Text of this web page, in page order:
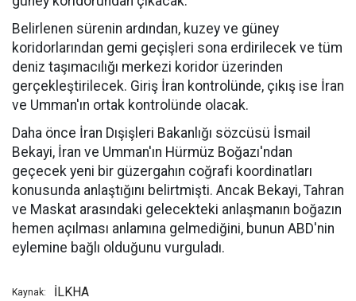
Belirlenen sürenin ardından, kuzey ve güney
koridorlarından gemi geçişleri sona erdirilecek ve tüm
deniz taşımacılığı merkezi koridor üzerinden
gerçekleştirilecek. Giriş İran kontrolünde, çıkış ise İran
ve Umman'ın ortak kontrolünde olacak.
Daha önce İran Dışişleri Bakanlığı sözcüsü İsmail
Bekayi, İran ve Umman'ın Hürmüz Boğazı'ndan
geçecek yeni bir güzergahın coğrafi koordinatları
konusunda anlaştığını belirtmişti. Ancak Bekayi, Tahran
ve Maskat arasındaki gelecekteki anlaşmanın boğazın
hemen açılması anlamına gelmediğini, bunun ABD'nin
eylemine bağlı olduğunu vurguladı.
Kaynak: İLKHA